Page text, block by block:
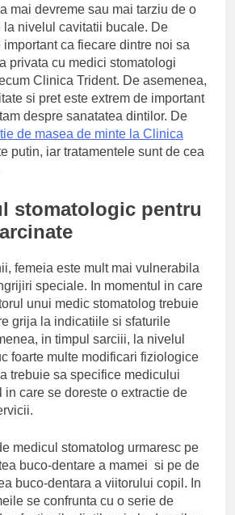
mai devreme sau mai tarziu de o
la nivelul cavitatii bucale. De
important ca fiecare dintre noi sa
privata cu medici stomatologi
Clinica Trident. De asemenea,
si pret este extrem de important
despre sanatatea dintilor. De
de masea de minte la Clinica
putin, iar tratamentele sunt de cea
stomatologic pentru
femeia este mult mai vulnerabila
speciale. In momentul in care
unui medic stomatolog trebuie
grija la indicatiile si sfaturile
in timpul sarciii, la nivelul
foarte multe modificari fiziologice
trebuie sa specifice medicului
in care se doreste o extractie de
medicul stomatolog urmaresc pe
buco-dentare a mamei si pe de
buco-dentara a viitorului copil. In
se confrunta cu o serie de